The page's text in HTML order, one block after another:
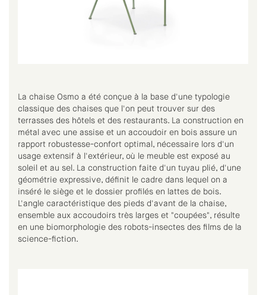
La chaise Osmo a été conçue à la base d'une typologie
classique des chaises que l'on peut trouver sur des
terrasses des hôtels et des restaurants. La construction en
métal avec une assise et un accoudoir en bois assure un
rapport robustesse-confort optimal, nécessaire lors d'un
usage extensif à l'extérieur, où le meuble est exposé au
soleil et au sel. La construction faite d'un tuyau plié, d'une
géométrie expressive, définit le cadre dans lequel on a
inséré le siège et le dossier profilés en lattes de bois.
L'angle caractéristique des pieds d'avant de la chaise,
ensemble aux accoudoirs très larges et "coupées", résulte
en une biomorphologie des robots-insectes des films de la
science-fiction.